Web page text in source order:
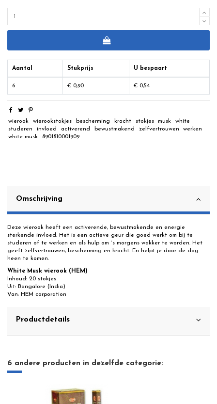
Aantal Stukprijs U bespaart
6 € 0,90 € 0,54
wierook wierookstokjes bescherming kracht stokjes musk
white
studeren
invloed activerend bewustmakend zelfvertrouwen
werken
white musk
8901810001909
Omschrijving
Deze wierook heeft een activerende, bewustmakende en energie
sterkende invloed. Het is een actieve geur die goed werkt om bij te
studeren of te werken en als hulp om `s morgens wakker te worden. Het
geeft zelfvertrouwen, bescherming en kracht. En helpt je door de dag
heen te komen.
White Musk wierook (HEM)
Inhoud: 20 stokjes
Uit: Bangalore (India)
Van: HEM corporation
Productdetails
6 andere producten in dezelfde categorie: